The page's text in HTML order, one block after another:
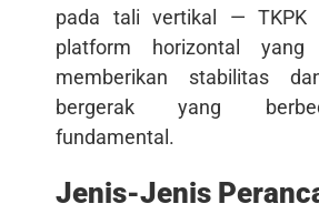
pada tali vertikal — TKPK
platform horizontal yang
memberikan stabilitas
bergerak yang
fundamental.
Jenis-Jenis